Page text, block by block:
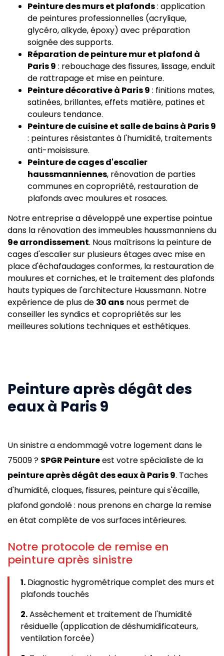
Peinture des murs et plafonds: application
de peintures professionnelles (acrylique,
glycéro, alkyde, époxy) avec préparation
soignée des supports.
Réparation de peinture mur et plafond à
Paris 9 : rebouchage des fissures, lissage, enduit
de rattrapage et mise en peinture.
Peinture décorative à Paris 9 : finitions mates,
satinées, brillantes, effets matière, patines et
couleurs tendance.
Peinture de cuisine et salle de bains à Paris 9
: peintures résistantes à l'humidité, traitements
anti-moisissure.
Peinture de cages d'escalier
haussmanniennes, rénovation de parties
communes en copropriété, restauration de
plafonds avec moulures et rosaces.
Notre entreprise a développé une expertise pointue
dans la rénovation des immeubles haussmanniens du
9e arrondissement. Nous maîtrisons la peinture de
cages d'escalier sur plusieurs étages avec mise en
place d'échafaudages conformes, la restauration de
moulures et corniches, et le traitement des plafonds
hauts typiques de l'architecture Haussmann. Notre
expérience de plus de 30 ans nous permet de
conseiller les syndics et copropriétés sur les
meilleures solutions techniques et esthétiques.
Peinture après dégât des
eaux à Paris 9
Un sinistre a endommagé votre logement dans le
75009 ? SPGR Peintureest votre spécialiste de la
peinture après dégât des eaux à Paris 9. Taches
d'humidité, cloques, fissures, peinture qui s'écaille,
plafond gondolé : nous prenons en charge la remise
en état complète de vos surfaces intérieures.
Notre protocole de remise en
peinture après sinistre
1. Diagnostic hygrométrique complet des murs et
plafonds touchés
2.Assèchement et traitement de l'humidité
résiduelle (application de déshumidificateurs,
ventilation forcée)